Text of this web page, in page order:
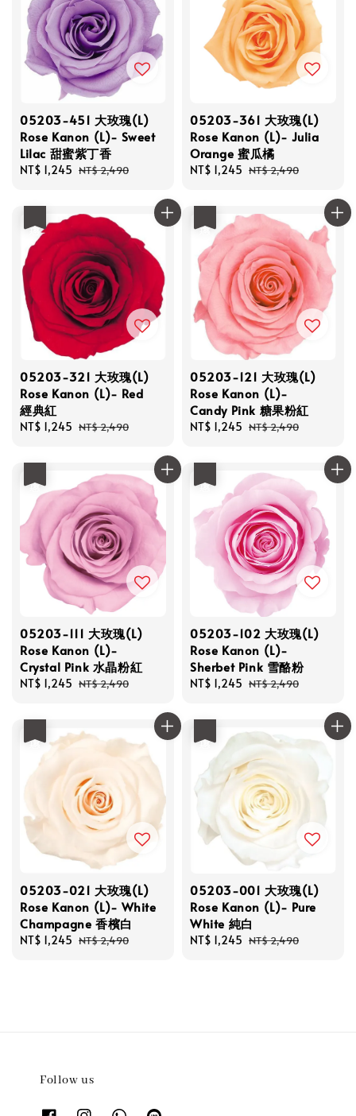
05203-451 大玫瑰(L)
Rose Kanon (L)- Sweet
Lilac 甜蜜紫丁香
Sale
NT$ 1,245 Regular
NT$ 2,490
05203-361 大玫瑰(L)
Rose Kanon (L)- Julia
Orange 蜜瓜橘
Sale
NT$ 1,245 Regular
NT$ 2,490
05203-321 大玫瑰(L)
Rose Kanon (L)- Red
經典紅
Sale
NT$ 1,245 Regular
NT$ 2,490
05203-121 大玫瑰(L)
Rose Kanon (L)-
Candy Pink 糖果粉紅
Sale
NT$ 1,245 Regular
NT$ 2,490
05203-111 大玫瑰(L)
Rose Kanon (L)-
Crystal Pink 水晶粉紅
Sale
NT$ 1,245 Regular
NT$ 2,490
05203-102 大玫瑰(L)
Rose Kanon (L)-
Sherbet Pink 雪酪粉
Sale
NT$ 1,245 Regular
NT$ 2,490
05203-021 大玫瑰(L)
Rose Kanon (L)- White
Champagne 香檳白
Sale
NT$ 1,245 Regular
NT$ 2,490
05203-001 大玫瑰(L)
Rose Kanon (L)- Pure
White 純白
Sale
NT$ 1,245 Regular
NT$ 2,490
Follow us